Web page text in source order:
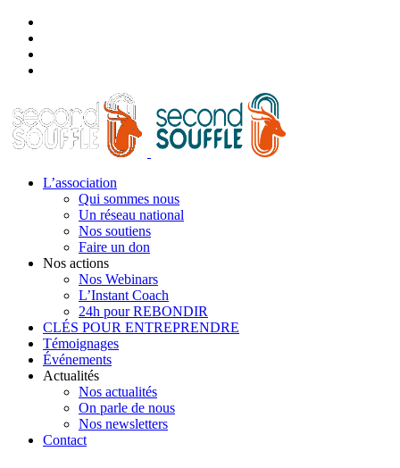
L’association
Qui sommes nous
Un réseau national
Nos soutiens
Faire un don
Nos actions
Nos Webinars
L’Instant Coach
24h pour REBONDIR
CLÉS POUR ENTREPRENDRE
Témoignages
Événements
Actualités
Nos actualités
On parle de nous
Nos newsletters
Contact